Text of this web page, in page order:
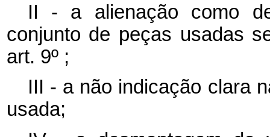
II - a alienação como
conjunto de peças usadas
art. 9º ;
III - a não indicação clara
usada;